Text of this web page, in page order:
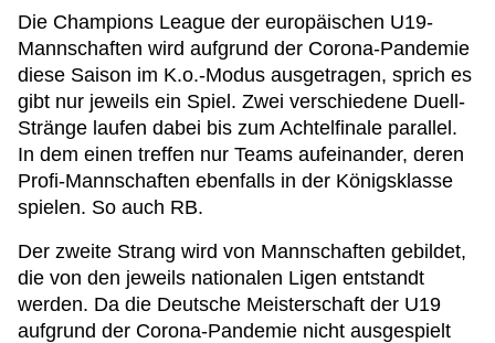
Die Champions League der europäischen U19-
Mannschaften wird aufgrund der Corona-Pandemie
diese Saison im K.o.-Modus ausgetragen, sprich es
gibt nur jeweils ein Spiel. Zwei verschiedene Duell-
Stränge laufen dabei bis zum Achtelfinale parallel.
In dem einen treffen nur Teams aufeinander, deren
Profi-Mannschaften ebenfalls in der Königsklasse
spielen. So auch RB.
Der zweite Strang wird von Mannschaften gebildet,
die von den jeweils nationalen Ligen entstandt
werden. Da die Deutsche Meisterschaft der U19
aufgrund der Corona-Pandemie nicht ausgespielt